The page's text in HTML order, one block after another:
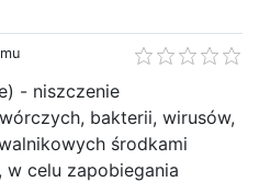
- niszczenie
bakterii, wirusów,
środkami
celu zapobiegania